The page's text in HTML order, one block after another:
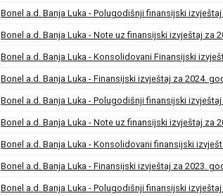
Bonel a.d. Banja Luka - Polugodišnji finansijski
Bonel a.d. Banja Luka - Note uz finansijski izvještaj za
Bonel a.d. Banja Luka - Konsolidovani Finansijski
Bonel a.d. Banja Luka - Finansijski izvještaj za 2024.
Bonel a.d. Banja Luka - Polugodišnji finansijski
Bonel a.d. Banja Luka - Note uz finansijski izvještaj za
Bonel a.d. Banja Luka - Konsolidovani finansijski
Bonel a.d. Banja Luka - Finansijski izvještaj za 2023.
Bonel a.d. Banja Luka - Polugodišnji finansijski